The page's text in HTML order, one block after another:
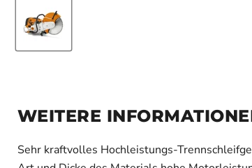
WEITERE
Sehr kraftvolles Hochleistungs-